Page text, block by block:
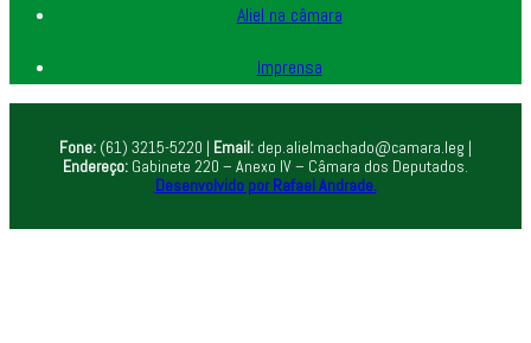
Aliel na câmara
Imprensa
Fone: (61) 3215-5220 | Email: dep.alielmachado@camara.leg |
Endereço: Gabinete 220 – Anexo IV – Câmara dos Deputados.
Desenvolvido por Rafael Andrade.